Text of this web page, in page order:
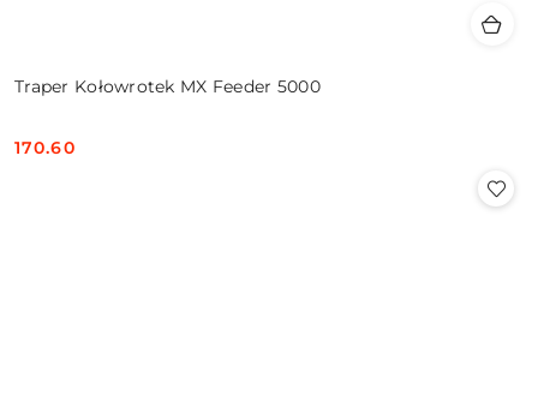
Traper Kołowrotek MX Feeder 5000
Cena:
170.60